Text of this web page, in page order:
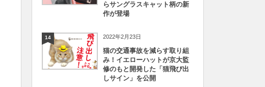
らサングラスキャット柄の新
作が登場
14 2022年2月23日
猫の交通事故を減らす取り組
み！イエローハットが京大監
修のもと開発した「猫飛び出
しサイン」を公開